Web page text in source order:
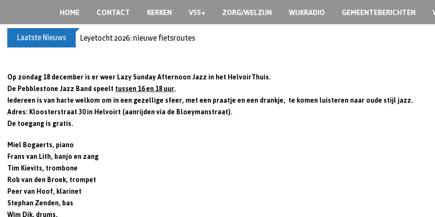
content
HOME CONTACT KERKEN V55+ ZORG/WELZIJN WIJKRADIO GEMEENTEBERICHTEN
Laatste Nieuws Leyetocht 2026: nieuwe fietsroutes
Op zondag 18 december is er weer Lazy Sunday Afternoon Jazz in het HelvoirThuis.
De Pebblestone Jazz Band speelttussen 16 en 18 uur.
Iedereen is van harte welkom om in een gezellige sfeer, met een praatje en een drankje, te komen luisteren naar oude stijl jazz.
Adres: Kloosterstraat 30 in Helvoirt (aanrijden via de Bloeymanstraat).
De toegang is gratis.
Miel Bogaerts, piano
Frans van Lith, banjo en zang
Tim Kievits, trombone
Rob van den Broek, trompet
Peer van Hoof, klarinet
Stephan Zenden, bas